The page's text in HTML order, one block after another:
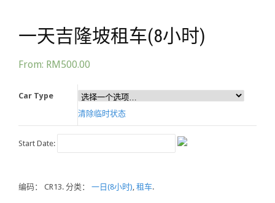
一天吉隆坡租车(8小时)
From: RM500.00
Car Type
清除临时状态
Start Date:
编码： CR13. 分类： 一日(8小时) 租车.